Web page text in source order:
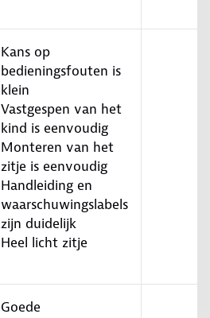
Kans op
bedieningsfouten is
klein
Vastgespen van het
kind is eenvoudig
Monteren van het
zitje is eenvoudig
Handleiding en
waarschuwingslabels
zijn duidelijk
Heel licht zitje
Goede